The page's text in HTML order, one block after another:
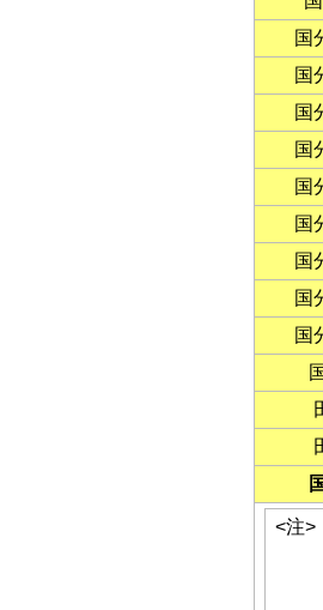
国
国
国
国
国
国
国
国
国
<注>